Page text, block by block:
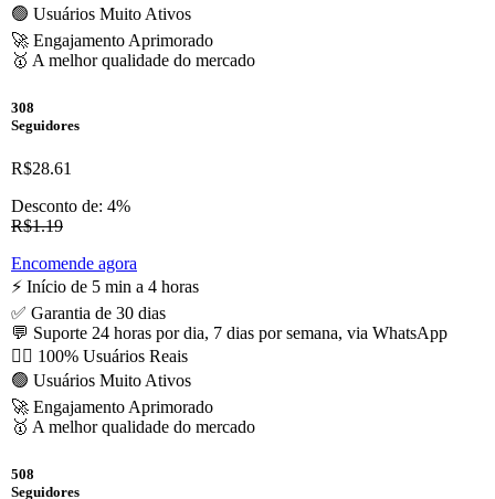
🟢 Usuários Muito Ativos
🚀 Engajamento Aprimorado
🥇 A melhor qualidade do mercado
308
Seguidores
R$28.61
Desconto de: 4%
R$1.19
Encomende agora
⚡️ Início de 5 min a 4 horas
✅ Garantia de 30 dias
💬 Suporte 24 horas por dia, 7 dias por semana, via WhatsApp
🙋‍♂️ 100% Usuários Reais
🟢 Usuários Muito Ativos
🚀 Engajamento Aprimorado
🥇 A melhor qualidade do mercado
508
Seguidores